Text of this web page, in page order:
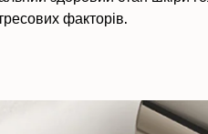
факторів.